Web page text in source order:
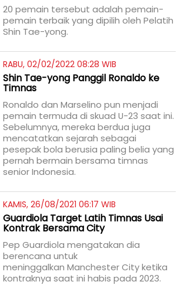
20 pemain tersebut adalah pemain-
pemain terbaik yang dipilih oleh Pelatih
Shin Tae-yong.
RABU, 02/02/2022 08:28 WIB
Shin Tae-yong Panggil Ronaldo ke
Timnas
Ronaldo dan Marselino pun menjadi
pemain termuda di skuad U-23 saat ini.
Sebelumnya, mereka berdua juga
mencatatkan sejarah sebagai
pesepak bola berusia paling belia yang
pernah bermain bersama timnas
senior Indonesia.
KAMIS, 26/08/2021 06:17 WIB
Guardiola Target Latih Timnas Usai
Kontrak Bersama City
Pep Guardiola mengatakan dia
berencana untuk
meninggalkan Manchester City ketika
kontraknya saat ini habis pada 2023.